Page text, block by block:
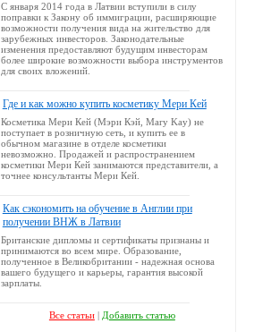
С января 2014 года в Латвии вступили в силу
поправки к Закону об иммиграции, расширяющие
возможности получения вида на жительство для
зарубежных инвесторов. Законодательные
изменения предоставляют будущим инвесторам
более широкие возможности выбора инструментов
для своих вложений.
Где и как можно купить косметику Мери Кей
Косметика Мери Кей (Мэри Кэй, Mary Kay) не
поступает в розничную сеть, и купить ее в
обычном магазине в отделе косметики
невозможно. Продажей и распространением
косметики Мери Кей занимаются представители, а
точнее консультанты Мери Кей.
Как сэкономить на обучение в Англии при
получении ВНЖ в Латвии
Британские дипломы и сертификаты признаны и
принимаются во всем мире. Образование,
полученное в Великобритании - надежная основа
вашего будущего и карьеры, гарантия высокой
зарплаты.
Все статьи| Добавить статью